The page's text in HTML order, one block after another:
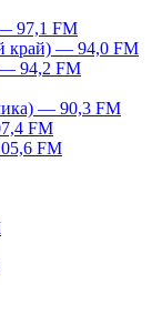
97,1 FM
край) — 94,0 FM
— 94,2 FM
— 90,3 FM
FM
FM